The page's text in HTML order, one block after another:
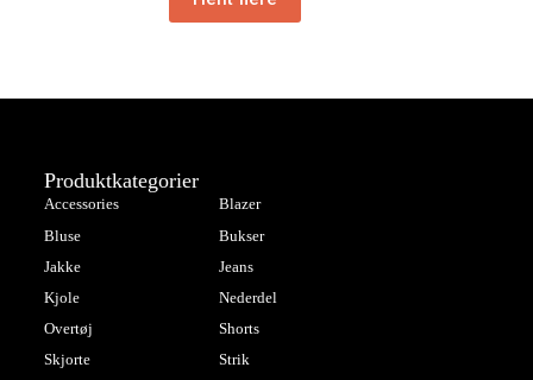
Produktkategorier
Accessories
Blazer
Bluse
Bukser
Jakke
Jeans
Kjole
Nederdel
Overtøj
Shorts
Skjorte
Strik